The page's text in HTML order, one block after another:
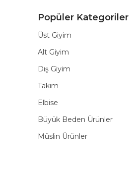
Popüler Kategoriler
Üst Giyim
Alt Giyim
Dış Giyim
Takım
Elbise
Büyük Beden Ürünler
Müslin Ürünler